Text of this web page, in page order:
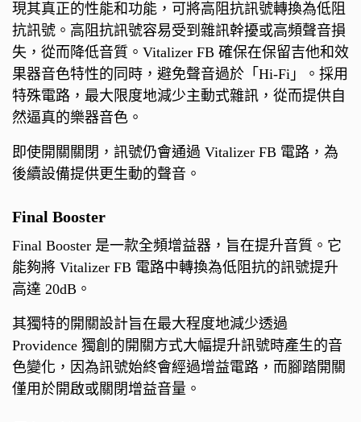
現其真正的性能和功能，可將高阻抗訊號轉換為低阻
抗訊號。高阻抗訊號容易受到雜訊幹擾或高頻聲音損
失，從而降低音質。Vitalizer FB 確保在保留吉他和效
果器音色特性的同時，避免聲音過於「Hi-Fi」。採用
特殊電路，最大限度地減少主動式雜訊，從而提供自
然逼真的樂器音色。
即使開關關閉，訊號仍會通過 Vitalizer FB 電路，為
後續設備提供更生動的聲音。
Final Booster
Final Booster 是一款全頻增益器，旨在提升音質。它
能夠將 Vitalizer FB 電路中轉換為低阻抗的訊號提升
高達 20dB。
其獨特的開關設計旨在最大程度地減少透過
Providence 獨創的開關方式大幅提升訊號時產生的音
色變化，因為訊號始終會經過增益電路，而腳踏開關
僅用於開啟或關閉增益音量。